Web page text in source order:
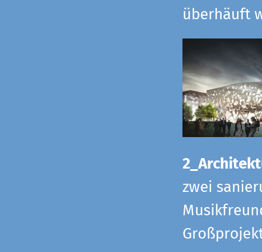
überhäuft
zwei